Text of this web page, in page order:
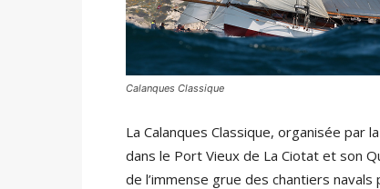
Calanques Classique
La Calanques Classique, organisée par
dans le Port Vieux de La Ciotat et son
de l’immense grue des chantiers